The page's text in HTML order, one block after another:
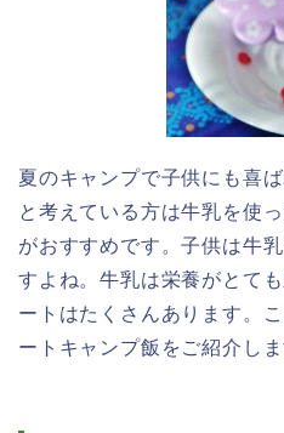
夏のキャンプで子供にも喜
と考えている方は牛乳を使
がおすすめです。子供は牛
すよね。牛乳は栄養がとて
ートはたくさんあります。
ートキャンプ飯をご紹介しま